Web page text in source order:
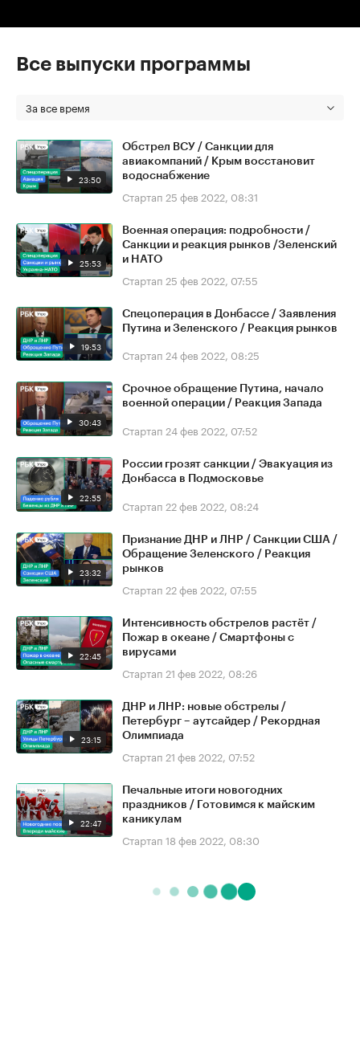
Все выпуски программы
За все время
23:50
Обстрел ВСУ / Санкции для
авиакомпаний / Крым восстановит
водоснабжение
Стартап 25 фев 2022, 08:31
25:53
Военная операция: подробности /
Санкции и реакция рынков /Зеленский
и НАТО
Стартап 25 фев 2022, 07:55
19:53
Спецоперация в Донбассе / Заявления
Путина и Зеленского / Реакция рынков
Стартап 24 фев 2022, 08:25
30:43
Срочное обращение Путина, начало
военной операции / Реакция Запада
Стартап 24 фев 2022, 07:52
22:55
России грозят санкции / Эвакуация из
Донбасса в Подмосковье
Стартап 22 фев 2022, 08:24
23:32
Признание ДНР и ЛНР / Санкции США /
Обращение Зеленского / Реакция
рынков
Стартап 22 фев 2022, 07:55
22:45
Интенсивность обстрелов растёт /
Пожар в океане / Смартфоны с
вирусами
Стартап 21 фев 2022, 08:26
23:15
ДНР и ЛНР: новые обстрелы /
Петербург – аутсайдер / Рекордная
Олимпиада
Стартап 21 фев 2022, 07:52
22:47
Печальные итоги новогодних
праздников / Готовимся к майским
каникулам
Стартап 18 фев 2022, 08:30